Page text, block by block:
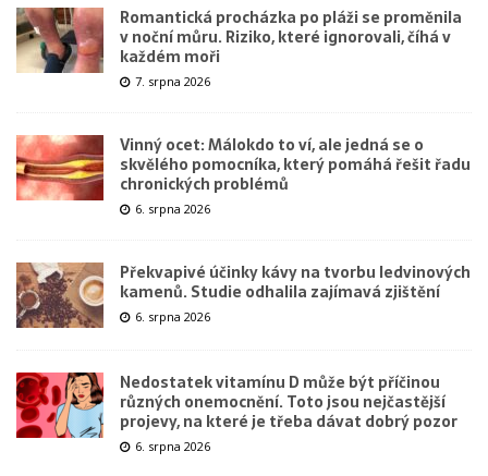
Romantická procházka po pláži se proměnila
v noční můru. Riziko, které ignorovali, číhá v
každém moři
7. srpna 2026
Vinný ocet: Málokdo to ví, ale jedná se o
skvělého pomocníka, který pomáhá řešit řadu
chronických problémů
6. srpna 2026
Překvapivé účinky kávy na tvorbu ledvinových
kamenů. Studie odhalila zajímavá zjištění
6. srpna 2026
Nedostatek vitamínu D může být příčinou
různých onemocnění. Toto jsou nejčastější
projevy, na které je třeba dávat dobrý pozor
6. srpna 2026